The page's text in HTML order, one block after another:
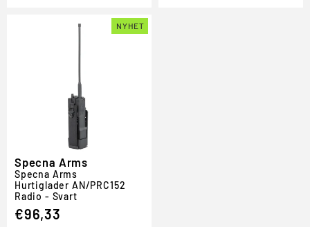
NYHET
Specna Arms
Specna Arms
Hurtiglader AN/PRC152
Radio - Svart
€96,33